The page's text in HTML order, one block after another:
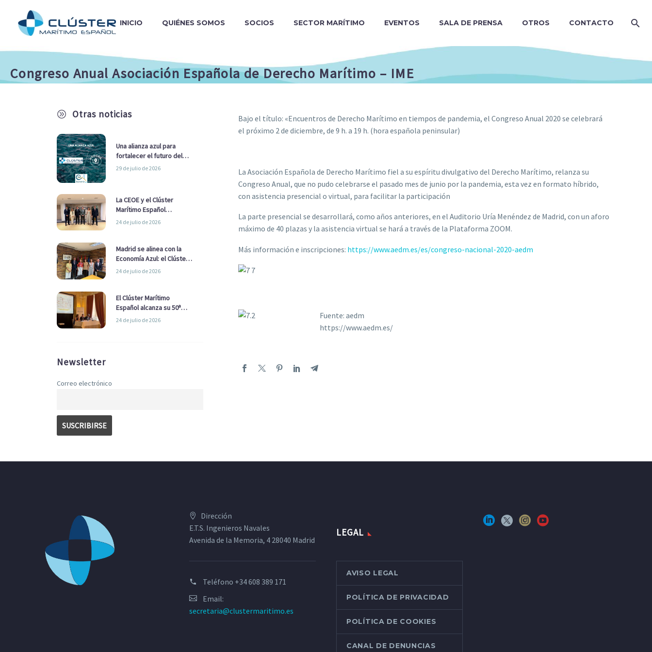
INICIO QUIÉNES SOMOS SOCIOS SECTOR MARÍTIMO EVENTOS SALA DE PRENSA OTROS CONTACTO
Congreso Anual Asociación Española de Derecho Marítimo – IME
A Otras noticias
Una alianza azul para
fortalecer el futuro del
sector marítimo
29 de julio de 2026
La CEOE y el Clúster
Marítimo Español
refuerzan su alianza para
24 de julio de 2026
Madrid se alinea con la
Economía Azul: el Clúster
Marítimo Español y la Real
Ayuntamiento
24 de julio de 2026
El Clúster Marítimo
Español alcanza su 50ª
Asamblea reafirmando su
24 de julio de 2026
Newsletter
Correo electrónico
Bajo el título: «Encuentros de Derecho Marítimo en tiempos de pandemia, el Congreso Anual 2020 se celebrará
el próximo 2 de diciembre, de 9 h. a 19 h. (hora española peninsular)
La Asociación Española de Derecho Marítimo fiel a su espíritu divulgativo del Derecho Marítimo, relanza su
Congreso Anual, que no pudo celebrarse el pasado mes de junio por la pandemia, esta vez en formato híbrido,
con asistencia presencial o virtual, para facilitar la participación
La parte presencial se desarrollará, como años anteriores, en el Auditorio Uría Menéndez de Madrid, con un aforo
máximo de 40 plazas y la asistencia virtual se hará a través de la Plataforma ZOOM.
Más información e inscripciones: https://www.aedm.es/es/congreso-nacional-2020-aedm
Fuente: aedm
https://www.aedm.es/
Dirección
E.T.S. Ingenieros Navales
Avenida de la Memoria, 4 28040 Madrid
Teléfono +34 608 389 171
Email:
secretaria@clustermaritimo.es
LEGAL
AVISO LEGAL
POLÍTICA DE PRIVACIDAD
POLÍTICA DE COOKIES
CANAL DE DENUNCIAS